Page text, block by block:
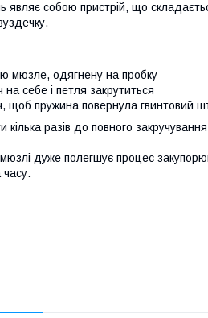
являє собою пристрій, що
мюзле, одягнену на пробку
на себе і петля закрутиться
щоб пружина повернула гвинтовий
кілька разів до повного
дуже полегшує процес
часу.